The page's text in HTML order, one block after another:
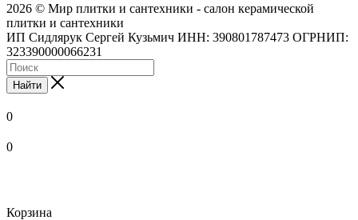
2026 © Мир плитки и сантехники - салон керамической
плитки и сантехники
ИП Сидлярук Сергей Кузьмич ИНН: 390801787473 ОГРНИП:
323390000066231
Найти
0
0
Корзина